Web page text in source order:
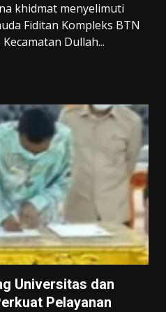
khidmat menyelimuti
Fiditan Kompleks BTN
Dullah...
Universitas dan
Pelayanan